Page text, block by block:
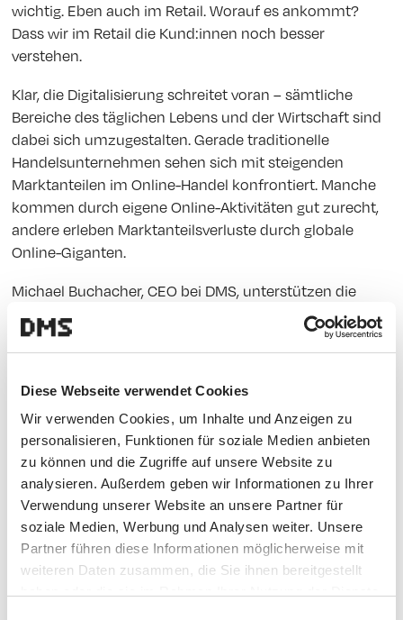
Diese Webseite verwendet Cookies
Wir verwenden Cookies, um Inhalte und Anzeigen zu
personalisieren, Funktionen für soziale Medien anbieten
zu können und die Zugriffe auf unsere Website zu
analysieren. Außerdem geben wir Informationen zu Ihrer
Verwendung unserer Website an unsere Partner für
soziale Medien, Werbung und Analysen weiter. Unsere
Partner führen diese Informationen möglicherweise mit
weiteren Daten zusammen, die Sie ihnen bereitgestellt
wichtig. Eben auch im Retail. Worauf es ankommt?
Dass wir im Retail die Kund:innen noch besser
verstehen.
Klar, die Digitalisierung schreitet voran – sämtliche
Bereiche des täglichen Lebens und der Wirtschaft sind
dabei sich umzugestalten. Gerade traditionelle
Handelsunternehmen sehen sich mit steigenden
Marktanteilen im Online-Handel konfrontiert. Manche
kommen durch eigene Online-Aktivitäten gut zurecht,
andere erleben Marktanteilsverluste durch globale
Online-Giganten.
Michael Buchacher, CEO bei DMS, unterstützen die
Herausforderung und bringt viel Know-how mit. Das
macht das Unternehmen zum führenden
persönliche Beziehungen von großer Bedeutung.
Für den stationären Handel hat Michael Buchacher hier
einen Tipp:
„Das Erfolgsrezept ist, persönliche und digitale
Kommunikation miteinander zu integrieren und
ein einzigartiges Kundenerlebnis zu schaffen.